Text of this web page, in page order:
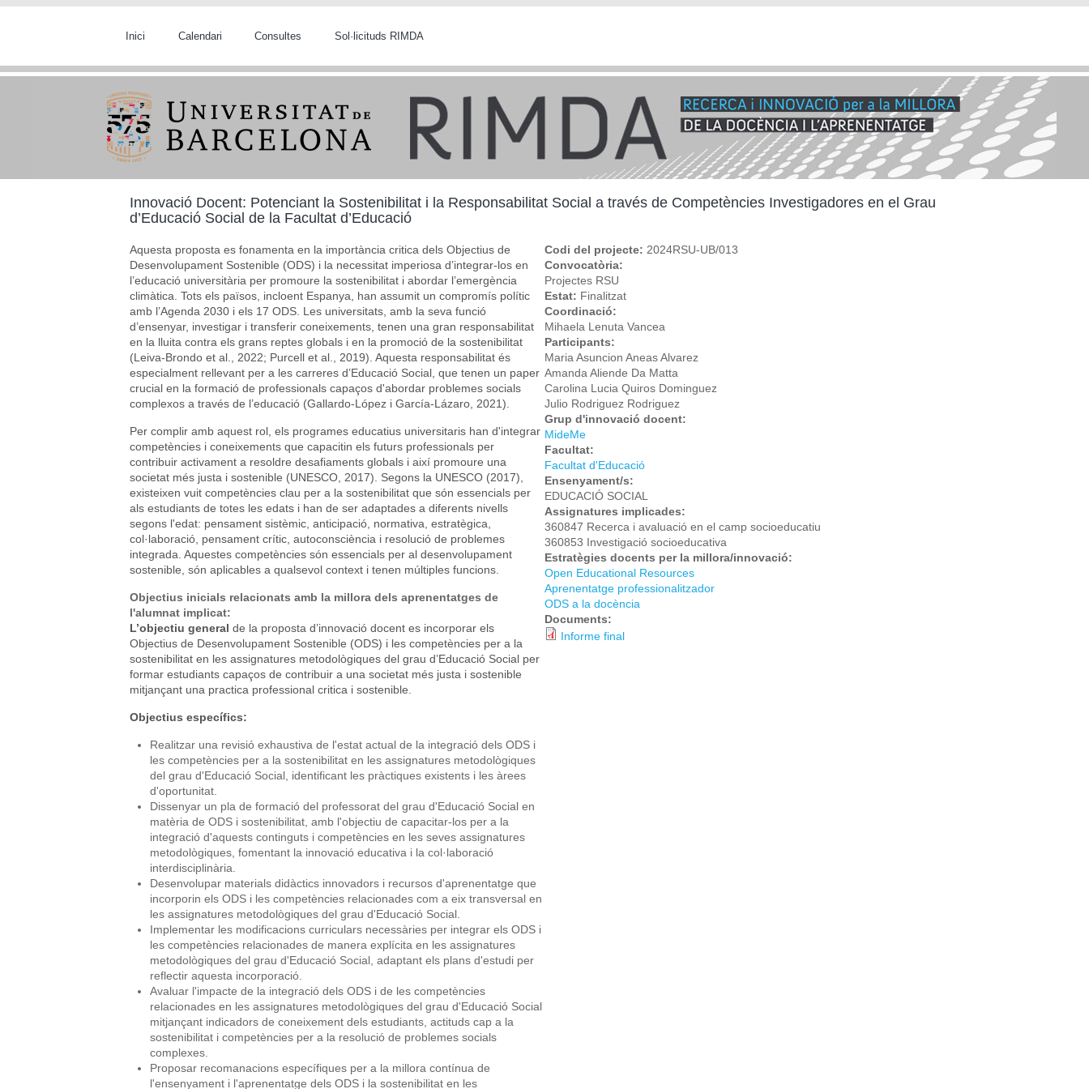
Vés al contingut
Inici Calendari Consultes Sol·licituds RIMDA
Innovació Docent: Potenciant la Sostenibilitat i la Responsabilitat Social a través de Competències Investigadores en el Grau
d’Educació Social de la Facultat d’Educació
Aquesta proposta es fonamenta en la importància critica dels Objectius de
Desenvolupament Sostenible (ODS) i la necessitat imperiosa d’integrar-los en
l’educació universitària per promoure la sostenibilitat i abordar l’emergència
climàtica. Tots els països, incloent Espanya, han assumit un compromís polític
amb l’Agenda 2030 i els 17 ODS. Les universitats, amb la seva funció
d’ensenyar, investigar i transferir coneixements, tenen una gran responsabilitat
en la lluita contra els grans reptes globals i en la promoció de la sostenibilitat
(Leiva-Brondo et al., 2022; Purcell et al., 2019). Aquesta responsabilitat és
especialment rellevant per a les carreres d’Educació Social, que tenen un paper
crucial en la formació de professionals capaços d'abordar problemes socials
complexos a través de l’educació (Gallardo-López i García-Lázaro, 2021).
Per complir amb aquest rol, els programes educatius universitaris han d'integrar
competències i coneixements que capacitin els futurs professionals per
contribuir activament a resoldre desafiaments globals i així promoure una
societat més justa i sostenible (UNESCO, 2017). Segons la UNESCO (2017),
existeixen vuit competències clau per a la sostenibilitat que són essencials per
als estudiants de totes les edats i han de ser adaptades a diferents nivells
segons l'edat: pensament sistèmic, anticipació, normativa, estratègica,
col·laboració, pensament crític, autoconsciència i resolució de problemes
integrada. Aquestes competències són essencials per al desenvolupament
sostenible, són aplicables a qualsevol context i tenen múltiples funcions.
Objectius inicials relacionats amb la millora dels aprenentatges de
l'alumnat implicat:
L’objectiu general de la proposta d’innovació docent es incorporar els
Objectius de Desenvolupament Sostenible (ODS) i les competències per a la
sostenibilitat en les assignatures metodològiques del grau d’Educació Social per
formar estudiants capaços de contribuir a una societat més justa i sostenible
mitjançant una practica professional critica i sostenible.
Objectius específics:
Realitzar una revisió exhaustiva de l'estat actual de la integració dels ODS i
les competències per a la sostenibilitat en les assignatures metodològiques
del grau d'Educació Social, identificant les pràctiques existents i les àrees
d'oportunitat.
Dissenyar un pla de formació del professorat del grau d'Educació Social en
matèria de ODS i sostenibilitat, amb l'objectiu de capacitar-los per a la
integració d'aquests continguts i competències en les seves assignatures
metodològiques, fomentant la innovació educativa i la col·laboració
interdisciplinària.
Desenvolupar materials didàctics innovadors i recursos d'aprenentatge que
incorporin els ODS i les competències relacionades com a eix transversal en
les assignatures metodològiques del grau d'Educació Social.
Implementar les modificacions curriculars necessàries per integrar els ODS i
les competències relacionades de manera explícita en les assignatures
metodològiques del grau d'Educació Social, adaptant els plans d'estudi per
reflectir aquesta incorporació.
Avaluar l'impacte de la integració dels ODS i de les competències
relacionades en les assignatures metodològiques del grau d'Educació Social
mitjançant indicadors de coneixement dels estudiants, actituds cap a la
sostenibilitat i competències per a la resolució de problemes socials
complexes.
Proposar recomanacions específiques per a la millora contínua de
l'ensenyament i l'aprenentatge dels ODS i la sostenibilitat en les
Codi del projecte: 2024RSU-UB/013
Convocatòria:
Projectes RSU
Estat: Finalitzat
Coordinació:
Mihaela Lenuta Vancea
Participants:
Maria Asuncion Aneas Alvarez
Amanda Aliende Da Matta
Carolina Lucia Quiros Dominguez
Julio Rodriguez Rodriguez
Grup d'innovació docent:
MideMe
Facultat:
Facultat d'Educació
Ensenyament/s:
EDUCACIÓ SOCIAL
Assignatures implicades:
360847 Recerca i avaluació en el camp socioeducatiu
360853 Investigació socioeducativa
Estratègies docents per la millora/innovació:
Open Educational Resources
Aprenentatge professionalitzador
ODS a la docència
Documents:
Informe final